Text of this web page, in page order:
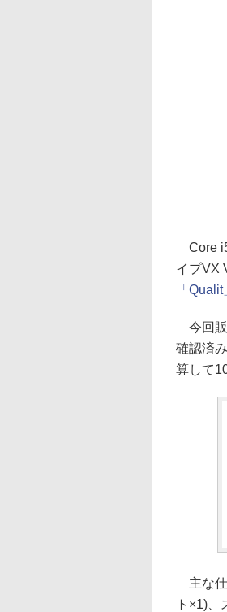
Core
イプVX
「
今回販
確認済
算して
主な仕
ト×1)